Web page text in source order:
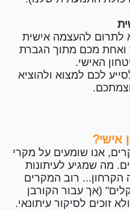
לתרום להעצמה אישית
מכם מתוך הגברת
האישי.
לכם למצוא ולהוציא
אישי?
אנו שומעים על מקרי
מה שמגיע לעיתונות
הקרחון... רוב המקרים
(אך עבור הקורבן
זוכים לסיקור עיתונאי.